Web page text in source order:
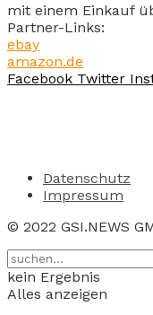
mit einem Einkauf
Partner-Links:
ebay
amazon.de
Facebook Twitter
Datenschutz
Impressum
© 2022 GSI.NEWS
kein Ergebnis
Alles anzeigen